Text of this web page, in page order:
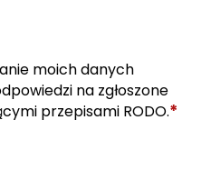
moich danych
na zgłoszone
przepisami RODO.*